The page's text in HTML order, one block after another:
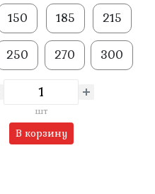
150 185 215
250 270 300
шт
В корзину